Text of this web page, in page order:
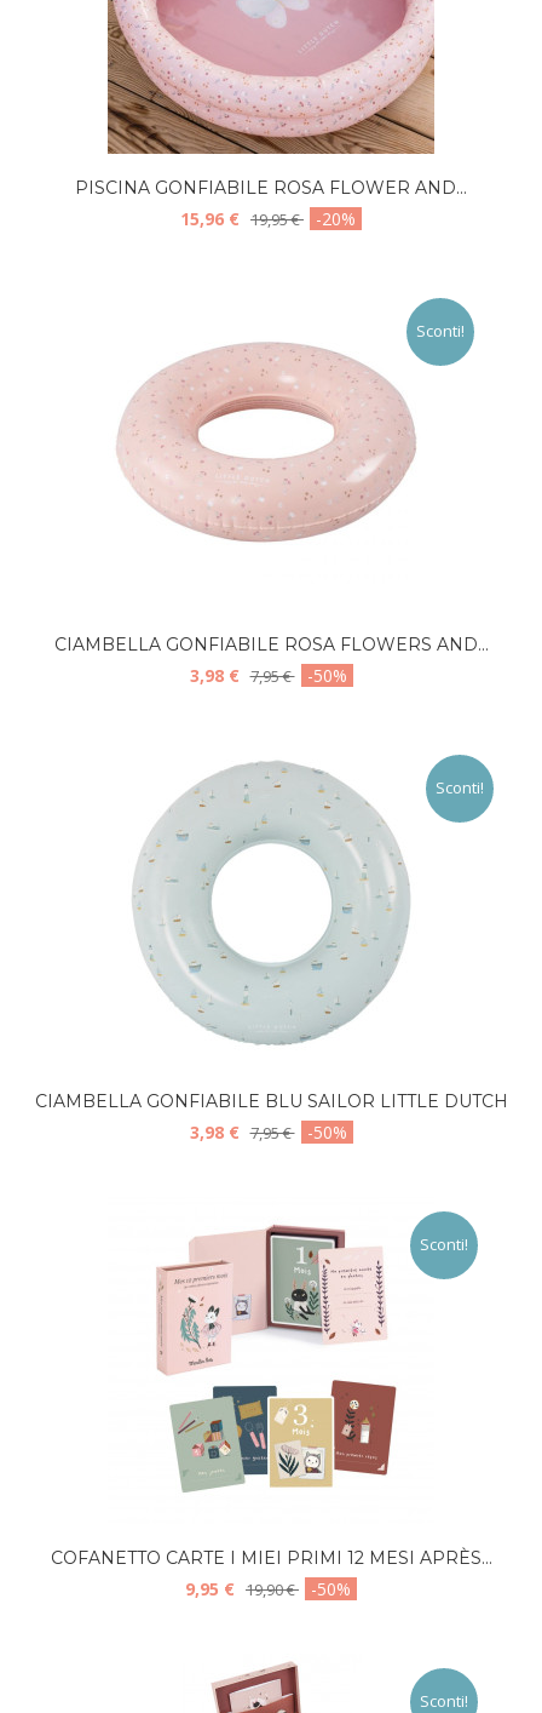
PISCINA GONFIABILE ROSA FLOWER AND...
15,96 € 19,95 € -20%
Sconti!
CIAMBELLA GONFIABILE ROSA FLOWERS AND...
3,98 € 7,95 € -50%
Sconti!
CIAMBELLA GONFIABILE BLU SAILOR LITTLE DUTCH
3,98 € 7,95 € -50%
Sconti!
COFANETTO CARTE I MIEI PRIMI 12 MESI APRÈS...
9,95 € 19,90 € -50%
Sconti!